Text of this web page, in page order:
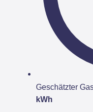
Geschätzter
kWh